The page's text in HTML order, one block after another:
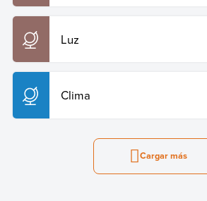
Luz
Clima
Cargar más